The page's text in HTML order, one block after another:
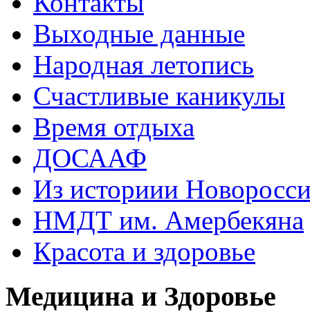
Выходные данные
Народная летопись
Счастливые каникулы
Время отдыха
ДОСААФ
Из историии
НМДТ им. Амербекяна
Красота и здоровье
Медицина и Здоровье